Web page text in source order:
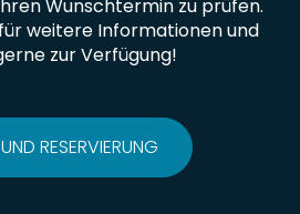
Wunschtermin zu prüfen.
weitere Informationen und
zur Verfügung!
RESERVIERUNG